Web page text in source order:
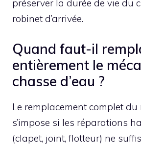
préserver la durée de vie du
robinet d’arrivée.
Quand faut-il
entièrement le
chasse d’eau ?
Le remplacement complet du
s’impose si les réparations
(clapet, joint, flotteur) ne